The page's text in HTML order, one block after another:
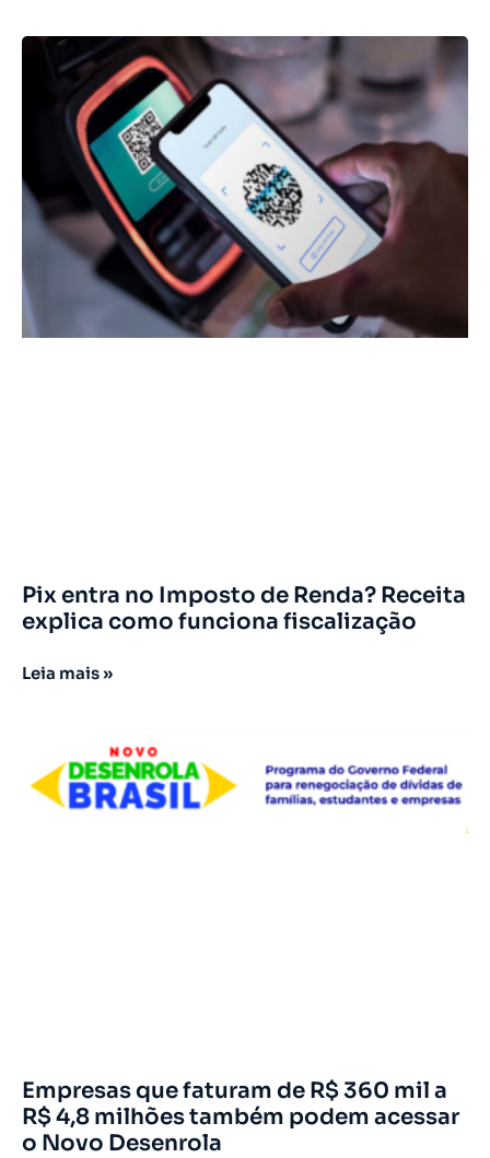
Pix entra no Imposto de Renda? Receita
explica como funciona fiscalização
Leia mais »
Empresas que faturam de R$ 360 mil a
R$ 4,8 milhões também podem acessar
o Novo Desenrola